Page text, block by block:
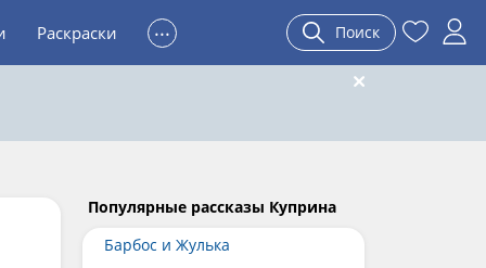
Раскраски ... Поиск
Популярные рассказы Куприна
Барбос и Жулька